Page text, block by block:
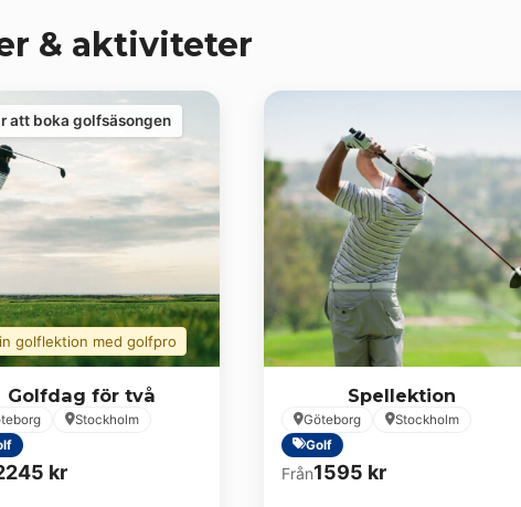
& aktiviteter
att boka golfsäsongen
golflektion med golfpro
Golfdag för två
Stockholm
kr
Spellektion
Göteborg
Stockholm
Golf
Från1595 kr